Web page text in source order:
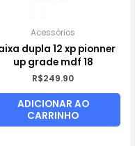
Acessórios
dupla 12 xp pionner
up grade mdf 18
R$249.90
ADICIONAR AO
CARRINHO